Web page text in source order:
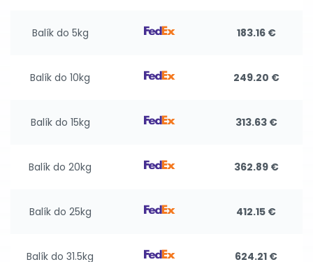
Balík do 5kg 183.16 €
Balík do 10kg 249.20 €
Balík do 15kg 313.63 €
Balík do 20kg 362.89 €
Balík do 25kg 412.15 €
Balík do 31.5kg 624.21 €